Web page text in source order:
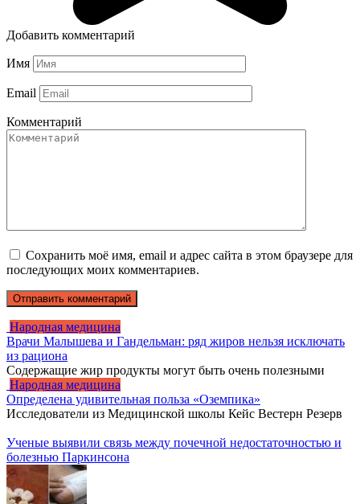
Добавить комментарий
Имя
Email
Комментарий
Сохранить моё имя, email и адрес сайта в этом браузере для
последующих моих комментариев.
Народная медицина
Врачи Малышева и Гандельман: ряд жиров нельзя исключать
из рациона
Содержащие жир продукты могут быть очень полезными
Народная медицина
Определена удивительная польза «Оземпика»
Исследователи из Медицинской школы Кейс Вестерн Резерв
Ученые выявили связь между почечной недостаточностью и
болезнью Паркинсона